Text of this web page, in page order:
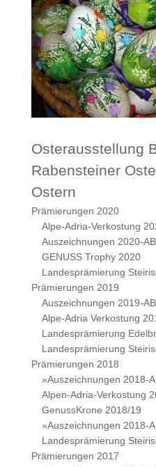
Osterausstellung
Rabensteiner
Ostern
Prämierungen 2020
Alpe-Adria-Verkostung
Auszeichnungen 2020-
GENUSS Trophy 2020
Landesprämierung
Prämierungen 2019
Auszeichnungen 2019-
Alpe-Adria Verkostung
Landesprämierung
Landesprämierung
Prämierungen 2018
»Auszeichnungen 2018-
Alpen-Adria-Verkostung
GenussKrone 2018/19
»Auszeichnungen 2018-
Landesprämierung
Prämierungen 2017